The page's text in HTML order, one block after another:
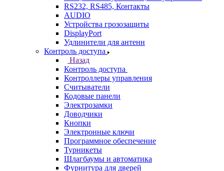
RS232, RS485, Контакты
AUDIO
Устройства грозозащиты
DisplayPort
Удлинители для антенн
Контроль доступа
Назад
Контроль доступа
Контроллеры управления
Считыватели
Кодовые панели
Электрозамки
Доводчики
Кнопки
Электронные ключи
Программное обеспечение
Турникеты
Шлагбаумы и автоматика
Фурнитура для дверей